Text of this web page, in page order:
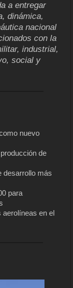
a entregar
dinámica,
nacional
con la
industrial,
social y
nuevo
de
desarrollo más
para
aerolíneas en el